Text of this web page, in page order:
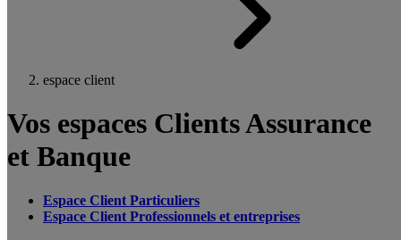
espace client
Vos espaces Clients Assurance
et Banque
Espace Client Particuliers
Espace Client Professionnels et entreprises